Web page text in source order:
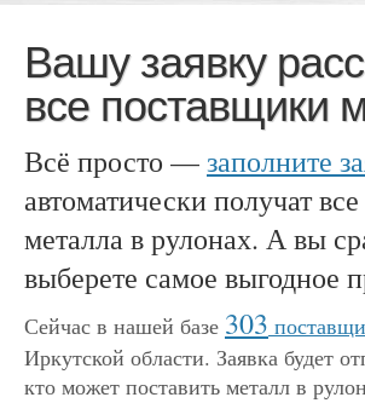
Вашу заявку
все поставщики
Всё просто —заполните
автоматически получат
металла в рулонах. А вы
выберете самое выгодное
Сейчас в нашей базе 303
Иркутской области. Заявка будет
кто может поставить металл в